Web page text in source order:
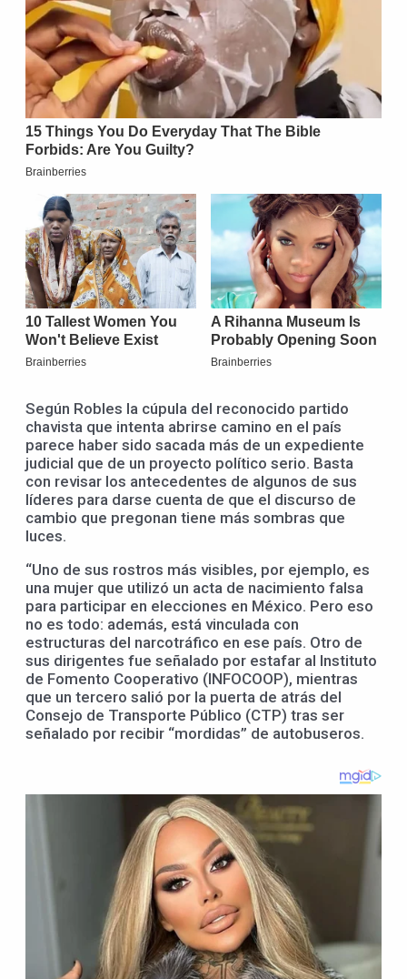
Según Robles la cúpula del reconocido partido
chavista que intenta abrirse camino en el país
parece haber sido sacada más de un expediente
judicial que de un proyecto político serio. Basta
con revisar los antecedentes de algunos de sus
líderes para darse cuenta de que el discurso de
cambio que pregonan tiene más sombras que
luces.
“Uno de sus rostros más visibles, por ejemplo, es
una mujer que utilizó un acta de nacimiento falsa
para participar en elecciones en México. Pero eso
no es todo: además, está vinculada con
estructuras del narcotráfico en ese país. Otro de
sus dirigentes fue señalado por estafar al Instituto
de Fomento Cooperativo (INFOCOOP), mientras
que un tercero salió por la puerta de atrás del
Consejo de Transporte Público (CTP) tras ser
señalado por recibir “mordidas” de autobuseros.